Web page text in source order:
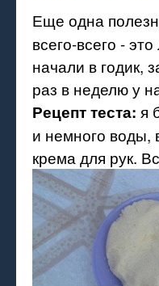
Еще одна
всего-всего - это
начали в годик,
раз в неделю у
Рецепт теста: я
и немного воды,
крема для рук.